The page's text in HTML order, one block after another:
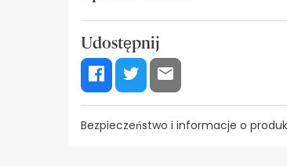
Udostępnij
Bezpieczeństwo i informacje o